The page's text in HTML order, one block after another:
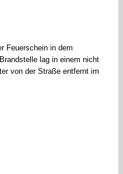
Feuerschein in dem
lag in einem nicht
von der Straße entfernt im